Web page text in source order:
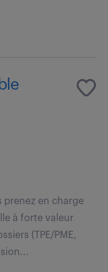
prenez en charge
à forte valeur
(TPE/PME,